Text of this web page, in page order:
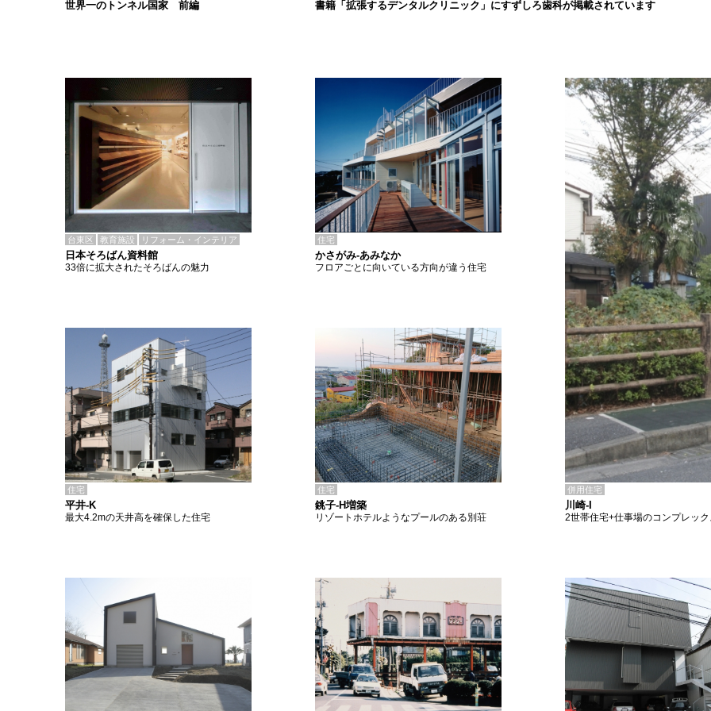
書籍「拡張するデンタルクリニック」にすずしろ歯科が掲載されています
世界一のトンネル国家 前編
台東区 教育施設 リフォーム・インテリア
日本そろばん資料館
33倍に拡大されたそろばんの魅力
住宅
かさがみ-あみなか
フロアごとに向いている方向が違う住宅
住宅
平井-K
最大4.2mの天井高を確保した住宅
住宅
銚子-H増築
リゾートホテルようなプールのある別荘
併用住宅
川崎-I
2世帯住宅+仕事場のコンプレッ